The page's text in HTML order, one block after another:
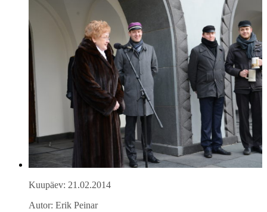
Kuupäev: 21.02.2014
Autor: Erik Peinar